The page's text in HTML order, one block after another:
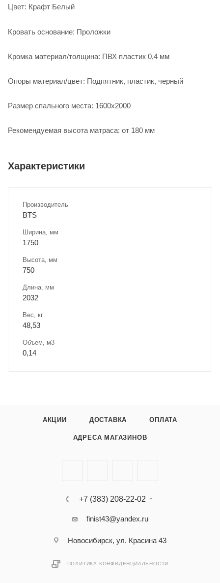
Цвет: Крафт Белый
Кровать основание: Проложки
Кромка материал/толщина: ПВХ пластик 0,4 мм
Опоры материал/цвет: Подпятник, пластик, черный
Размер спального места: 1600х2000
Рекомендуемая высота матраса: от 180 мм
Характеристики
Производитель
BTS
Ширина, мм
1750
Высота, мм
750
Длина, мм
2032
Вес, кг
48,53
Объем, м3
0,14
АКЦИИ ДОСТАВКА ОПЛАТА
АДРЕСА МАГАЗИНОВ
+7 (383) 208-22-02
finist43@yandex.ru
Новосибирск, ул. Красина 43
ПОЛИТИКА КОНФИДЕНЦИАЛЬНОСТИ